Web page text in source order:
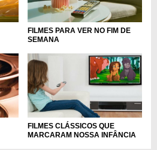
FILMES PARA VER NO FIM DE
SEMANA
FILMES CLÁSSICOS QUE
MARCARAM NOSSA INFÂNCIA